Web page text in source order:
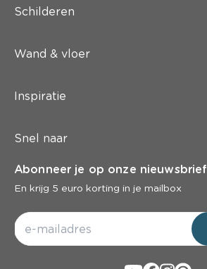
Schilderen
Wand & vloer
Inspiratie
Snel naar
Abonneer je op onze nieuwsbrief
En krijg 5 euro korting in je mailbox